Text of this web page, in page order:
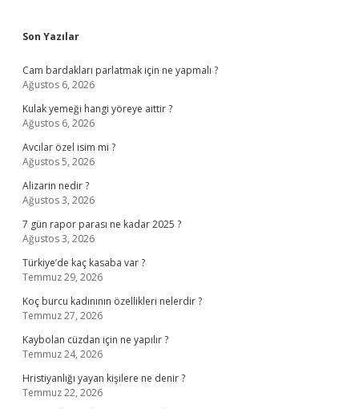
Sidebar
Son Yazılar
Cam bardakları parlatmak için ne yapmalı ?
Ağustos 6, 2026
Kulak yemeği hangi yöreye aittir ?
Ağustos 6, 2026
Avcılar özel isim mi ?
Ağustos 5, 2026
Alizarin nedir ?
Ağustos 3, 2026
7 gün rapor parası ne kadar 2025 ?
Ağustos 3, 2026
Türkiye’de kaç kasaba var ?
Temmuz 29, 2026
Koç burcu kadınının özellikleri nelerdir ?
Temmuz 27, 2026
Kaybolan cüzdan için ne yapılır ?
Temmuz 24, 2026
Hristiyanlığı yayan kişilere ne denir ?
Temmuz 22, 2026